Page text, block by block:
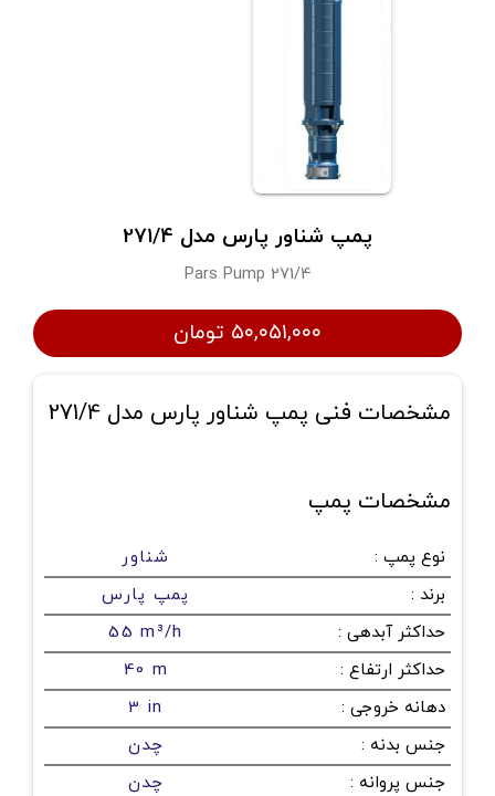
پمپ شناور پارس مدل 271/4
Pars Pump 271/4
۵۰,۰۵۱,۰۰۰ تومان
مشخصات فنی پمپ شناور پارس مدل 271/4
مشخصات پمپ
نوع پمپ :
شناور
برند :
پمپ پارس
حداکثر آبدهی :
55 m³/h
حداکثر ارتفاع :
40 m
دهانه خروجی :
3 in
جنس بدنه :
چدن
جنس پروانه : چدن